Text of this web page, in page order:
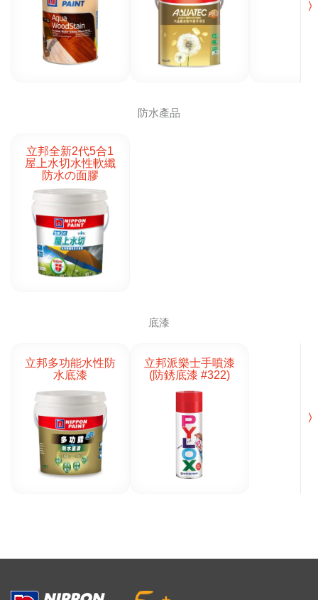
〉
防水產品
立邦全新2代5合1
屋上水切水性軟纖
防水の面膠
底漆
〉
立邦多功能水性防
水底漆
立邦派樂士手噴漆
(防銹底漆 #322)